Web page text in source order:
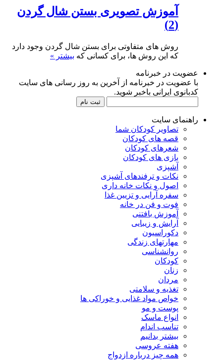
آموزش تصویری بستن شال گردن
(2)
روش های متفاوتی برای بستن شال گردن وجود دارد
که این روش ها، برای کسانی که بیشتر »
عضویت در خبرنامه
با عضویت در خبرنامه از آخرین به روز رسانی های سایت
کدبانوی ایرانی باخبر شوید.
راهنمای سایت
تصاویر کودکان شما
قصه های کودکان
شعرهای کودکان
بازی های کودکان
آشپزی
نکات و ترفندهای آشپزی
اصول و نکات خانه داری
سفره آرایی و تزیین غذا
فوت و فن در خانه
آموزش بافتنی
آرایش و زیبایی
دکوراسیون
مهارتهای زندگی
روانشناسی
کودکان
زنان
مردان
تغذیه و سلامتی
خواص مواد غذایی و خوراکی ها
پوست و مو
انواع ماسک
تناسب اندام
بیشتر بدانیم
هفته عروسی
همه چیز درباره ازدواج